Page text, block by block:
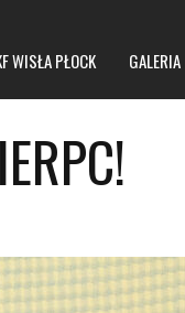
WISŁA PŁOCK GALERIA